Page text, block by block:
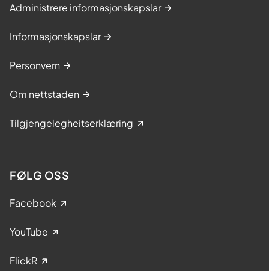
Administrere informasjonskapslar
Informasjonskapslar
Personvern
Om nettstaden
Tilgjengelegheitserklæring
FØLG OSS
Facebook
YouTube
FlickR